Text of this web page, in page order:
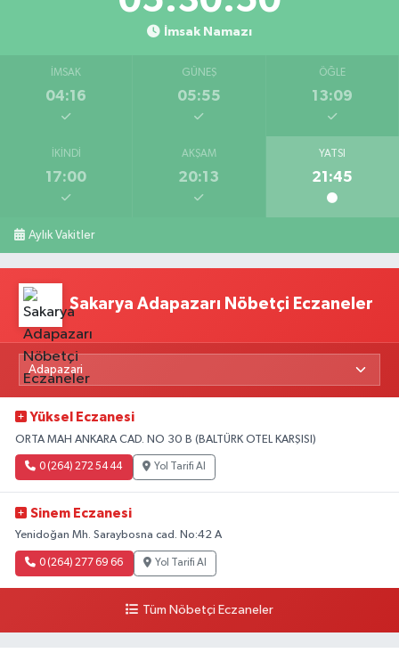
İmsak Namazı
İMSAK
04:16
GÜNEŞ
05:55
ÖĞLE
13:09
İKINDI
17:00
AKŞAM
20:13
YATSI
21:45
Aylık Vakitler
Sakarya Adapazarı Nöbetçi Eczaneler
Yüksel Eczanesi
ORTA MAH ANKARA CAD. NO 30 B (BALTÜRK OTEL KARŞISI)
0 (264) 272 54 44 Yol Tarifi Al
Sinem Eczanesi
Yenidoğan Mh. Saraybosna cad. No:42 A
0 (264) 277 69 66 Yol Tarifi Al
Tüm Nöbetçi Eczaneler